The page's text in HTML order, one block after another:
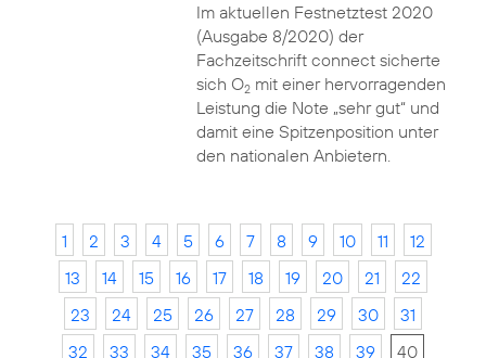
Im aktuellen Festnetztest 2020
(Ausgabe 8/2020) der
Fachzeitschrift connect sicherte
sich O2mit einer hervorragenden
Leistung die Note „sehr gut“ und
damit eine Spitzenposition unter
den nationalen Anbietern.
1 2 3 4 5 6 7 8 9 10 11
12
13
14 15 16 17 18 19 20 21
22
23
24 25 26 27 28 29 30
31
32
33 34 35 36 37 38 39 40